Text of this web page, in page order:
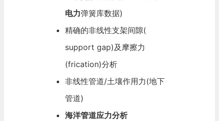
电力弹簧库数据)
精确的非线性支架间隙(
support gap)及摩擦力
(frication)分析
非线性管道/土壤作用力(地下
管道)
海洋管道应力分析